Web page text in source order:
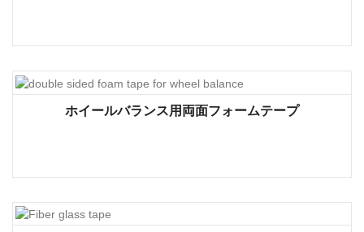
ホイールバランス用両面フォームテープ